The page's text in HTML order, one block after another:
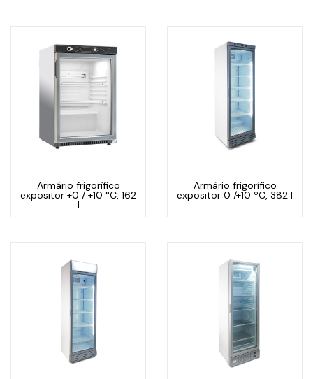
Armário frigorífico
expositor +0 / +10 °C, 162
l
Armário frigorífico
expositor 0 /+10 ºC, 382 l